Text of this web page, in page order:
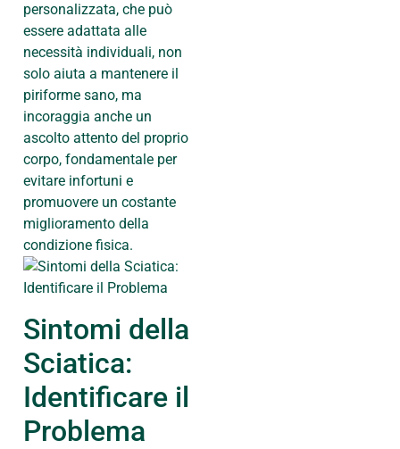
personalizzata, che può
essere adattata alle
necessità individuali, non
solo aiuta a mantenere il
piriforme sano, ma
incoraggia anche un
ascolto attento del proprio
corpo, fondamentale per
evitare infortuni e
promuovere un costante
miglioramento della
condizione fisica.
Sintomi della
Sciatica:
Identificare il
Problema